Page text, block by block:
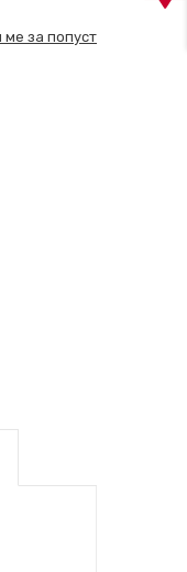
ме за попуст